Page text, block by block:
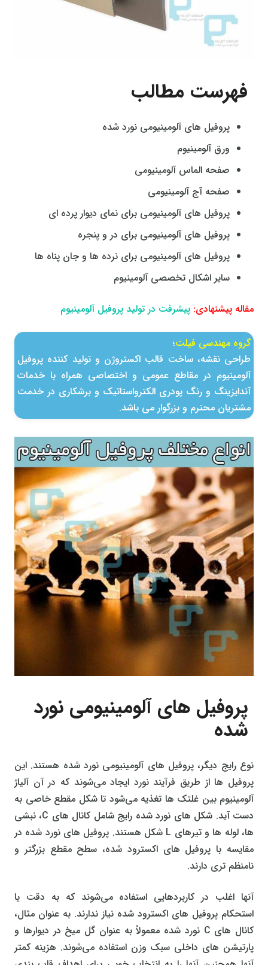
فهرست مطالب
پروفیل‌ های آلومینیومی نورد شده
ورق آلومینیوم
صفحه الماس آلومینیومی
صفحه آج آلومینیومی
پروفیل‌ های آلومینیومی برای نمای دیوار پرده‌ ای
پروفیل‌ های آلومینیومی برای در و پنجره
پروفیل‌ های آلومینیومی برای نرده‌ ها و جان‌ پناه‌ ها
سایر اشکال تخصصی آلومینیوم
مقاله پیشنهادی: پیشرفت در تولید پروفیل آلومینیوم
گروه مهندسی فیلت؛
طراحی نقشه، ساخت قالب اكستروژن و تولید كننده پروفیل
آلومینیوم در مقاطع عمومی و اختصاصی همراه با خدمات
آندایزینگ و رنگ پودری الکترواستاتیک و برشکاری در خدمت
مشتریان محترم و بزرگوار می باشد.
پروفیل های آلومینیومی نورد
شده
نوع رایج دیگر، پروفیل‌ های آلومینیومی نورد شده هستند. این
پروفیل‌ ها از طریق فرآیند نورد ایجاد می‌شوند که در آن آلیاژ
آلومینیوم بین غلتک‌ ها تغذیه می‌شود تا شکل مقطع خاصی به
دست آید. شکل‌ های نورد شده رایج شامل کانال‌ های C، نبشی‌
ها، لوله‌ ها و تیرهای L شکل هستند. پروفیل‌ های نورد شده در
مقایسه با پروفیل‌ های اکسترود شده، سطح مقطع بزرگتر و
نامنظم‌ تری دارند.
آنها اغلب در کاربردهایی استفاده می‌شوند که به دقت یا
استحکام پروفیل‌ های اکسترود شده نیاز ندارند. به عنوان مثال،
کانال‌ های C نورد شده معمولاً به عنوان گل میخ در دیوارها و
پارتیشن‌ های داخلی سبک وزن استفاده می‌شوند. هزینه کمتر